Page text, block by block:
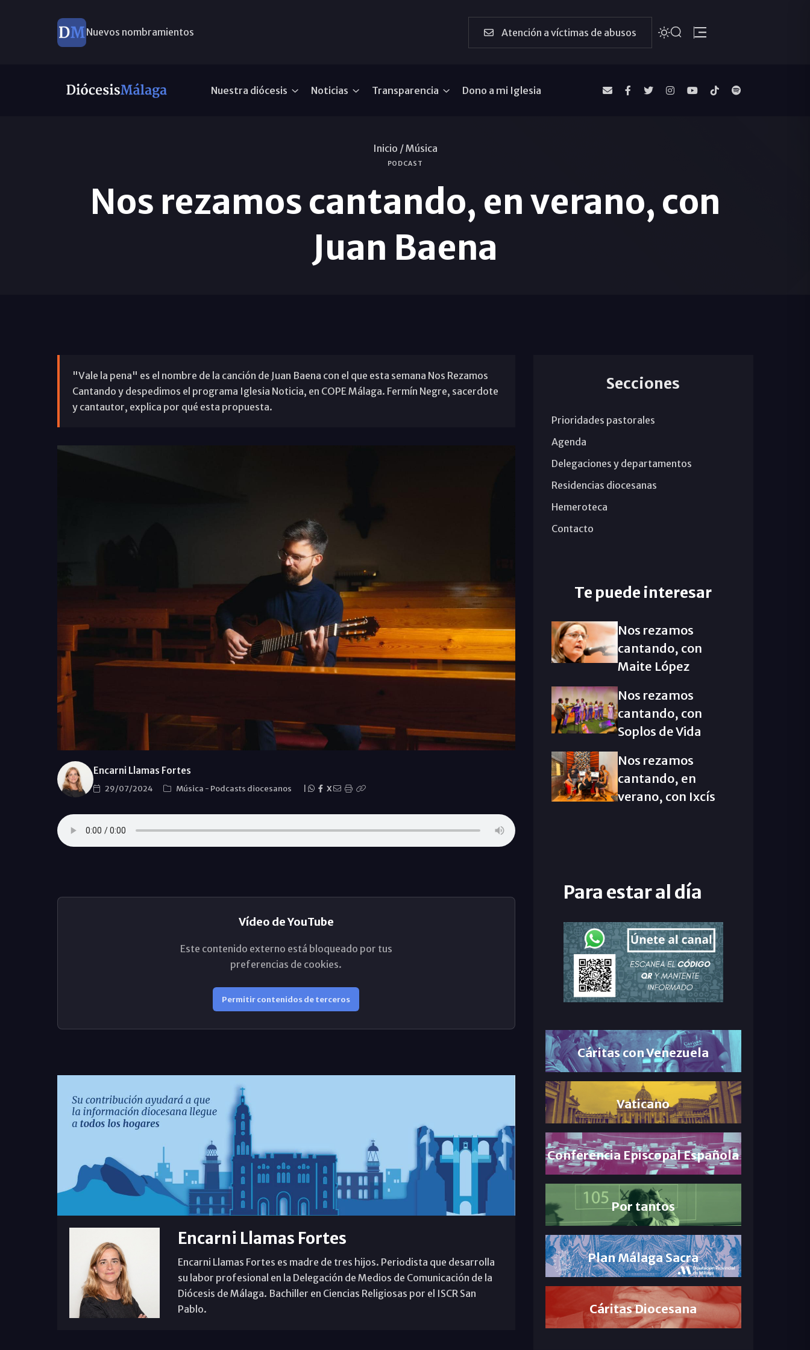
Nuevos nombramientos Atención a víctimas de abusos
Nuestra diócesis Noticias Transparencia Dono a mi Iglesia
Inicio /Música
PODCAST
Nos rezamos cantando, en verano, con
Juan Baena
"Vale la pena" es el nombre de la canción de Juan Baena con el que esta semana Nos Rezamos
Cantando y despedimos el programa Iglesia Noticia, en COPE Málaga. Fermín Negre, sacerdote
y cantautor, explica por qué esta propuesta.
Encarni Llamas Fortes
29/07/2024 Música - Podcasts diocesanos X
Vídeo de YouTube
Este contenido externo está bloqueado por tus
preferencias de cookies.
Permitir contenidos de terceros
Encarni Llamas Fortes
Encarni Llamas Fortes es madre de tres hijos. Periodista que desarrolla
su labor profesional en la Delegación de Medios de Comunicación de la
Diócesis de Málaga. Bachiller en Ciencias Religiosas por el ISCR San
Pablo.
Secciones
Prioridades pastorales
Agenda
Delegaciones y departamentos
Residencias diocesanas
Hemeroteca
Contacto
Te puede interesar
Nos rezamos
cantando, con
Maite López
Nos rezamos
cantando, con
Soplos de Vida
Nos rezamos
cantando, en
verano, con Ixcís
Para estar al día
Cáritas con Venezuela
Vaticano
Conferencia Episcopal Española
Por tantos
Plan Málaga Sacra
Cáritas Diocesana